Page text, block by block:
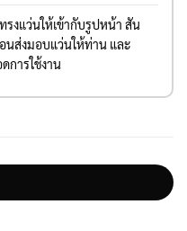
รงแว่นให้เข้ากับรูปหน้า สัน
นส่งมอบแว่นให้ท่าน และ
การใช้งาน